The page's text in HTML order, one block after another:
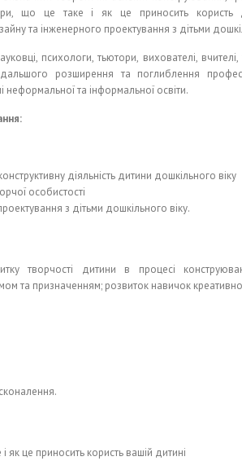
гри, що це таке і як це приносить користь
та інженерного проектування з дітьми
психологи, тьютори, вихователі,
розширення та поглиблення
неформальної та інформальної освіти.
діяльність дитини дошкільного віку
особистості
з дітьми дошкільного віку.
творчості дитини в процесі
та призначенням; розвиток навичок
як це приносить користь вашій дитині